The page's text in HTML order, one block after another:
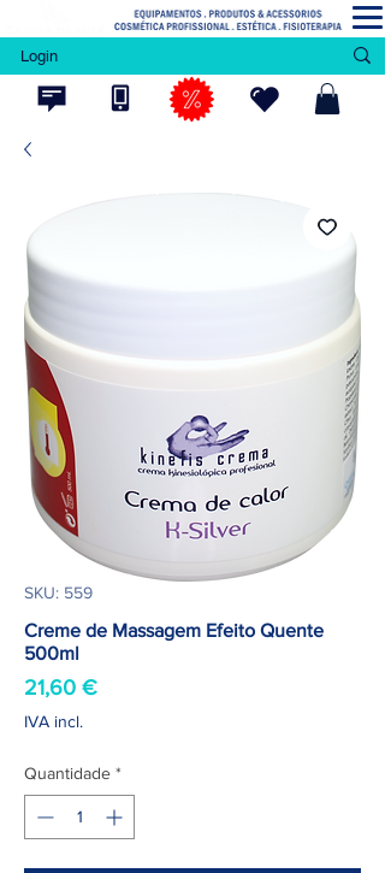
Login
SKU: 559
Creme de Massagem Efeito Quente
500ml
21,60 €Preço
IVA incl.
Quantidade *